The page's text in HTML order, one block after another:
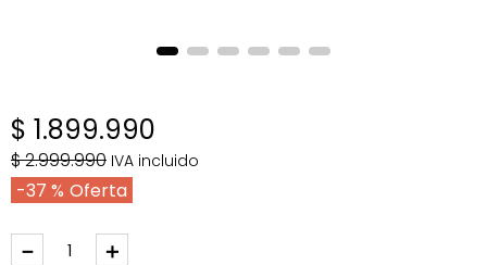
$ 1.899.990
$2.999.990 IVA incluido
37 %
＋
－